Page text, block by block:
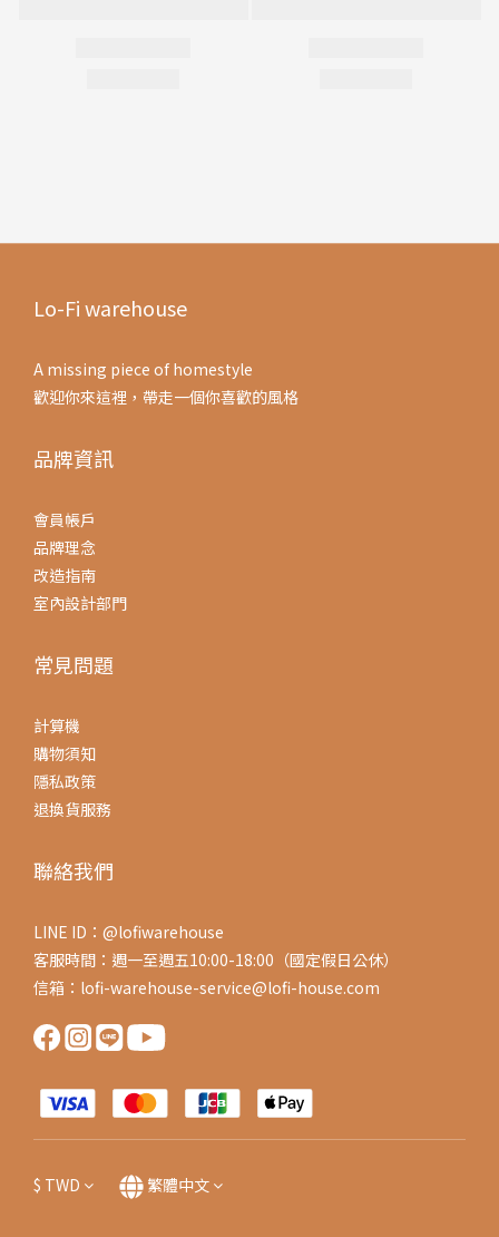
Lo-Fi warehouse
A missing piece of homestyle
歡迎你來這裡，帶走一個你喜歡的風格
品牌資訊
會員帳戶
品牌理念
改造指南
室內設計部門
常見問題
計算機
購物須知
隱私政策
退換貨服務
聯絡我們
LINE ID：@lofiwarehouse
客服時間：週一至週五10:00-18:00（國定假日公休）
信箱：lofi-warehouse-service@lofi-house.com
$ TWD 繁體中文